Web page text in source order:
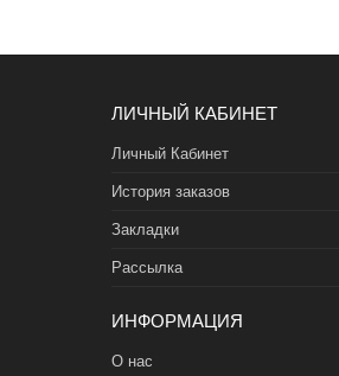
ЛИЧНЫЙ КАБИНЕТ
Личный Кабинет
История заказов
Закладки
Рассылка
ИНФОРМАЦИЯ
О нас